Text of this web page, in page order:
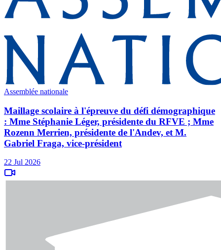
Assemblée nationale
Maillage scolaire à l'épreuve du défi démographique
: Mme Stéphanie Léger, présidente du RFVE ; Mme
Rozenn Merrien, présidente de l'Andev, et M.
Gabriel Fraga, vice-président
22 Jul 2026